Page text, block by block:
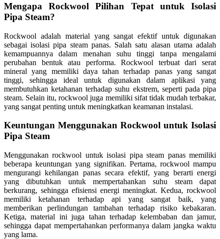
Mengapa Rockwool Pilihan Tepat untuk Isolasi
Pipa Steam?
Rockwool adalah material yang sangat efektif untuk digunakan
sebagai isolasi pipa steam panas. Salah satu alasan utama adalah
kemampuannya dalam menahan suhu tinggi tanpa mengalami
perubahan bentuk atau performa. Rockwool terbuat dari serat
mineral yang memiliki daya tahan terhadap panas yang sangat
tinggi, sehingga ideal untuk digunakan dalam aplikasi yang
membutuhkan ketahanan terhadap suhu ekstrem, seperti pada pipa
steam. Selain itu, rockwool juga memiliki sifat tidak mudah terbakar,
yang sangat penting untuk meningkatkan keamanan instalasi.
Keuntungan Menggunakan Rockwool untuk Isolasi
Pipa Steam
Menggunakan rockwool untuk isolasi pipa steam panas memiliki
beberapa keuntungan yang signifikan. Pertama, rockwool mampu
mengurangi kehilangan panas secara efektif, yang berarti energi
yang dibutuhkan untuk mempertahankan suhu steam dapat
berkurang, sehingga efisiensi energi meningkat. Kedua, rockwool
memiliki ketahanan terhadap api yang sangat baik, yang
memberikan perlindungan tambahan terhadap risiko kebakaran.
Ketiga, material ini juga tahan terhadap kelembaban dan jamur,
sehingga dapat mempertahankan performanya dalam jangka waktu
yang lama.